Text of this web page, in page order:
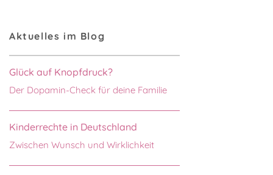
Aktuelles im Blog
Glück auf Knopfdruck?
Der Dopamin-Check für deine Familie
Kinderrechte in Deutschland
Zwischen Wunsch und Wirklichkeit